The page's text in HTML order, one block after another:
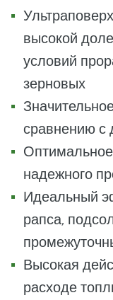
высокой
условий
зерновых
сравнению с
надежного
Идеальный
рапса,
Высокая
расходе